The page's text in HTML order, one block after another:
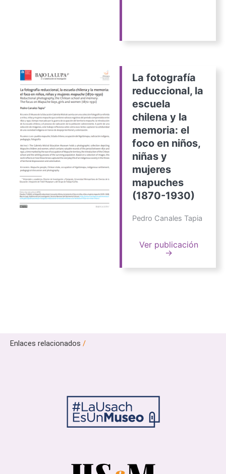
La fotografía
reduccional, la
escuela
chilena y la
memoria: el
foco en niños,
niñas y
mujeres
mapuches
(1870-1930)
Pedro Canales Tapia
Ver publicación
→
Enlaces relacionados /